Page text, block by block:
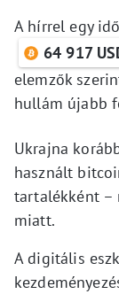
A hírrel egy
64 917
elemzők
hullám újabb
Ukrajna
használt
tartalékként –
miatt.
A digitális